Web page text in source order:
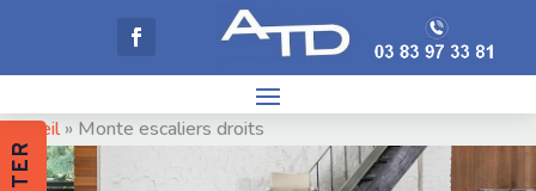
Accueil» Monte escaliers droits